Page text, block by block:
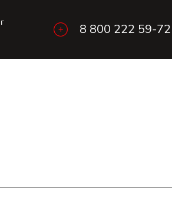
8 800 222 59-72